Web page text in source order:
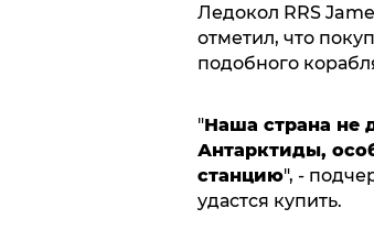
Ледокол RRS
отметил, что
подобного
"Наша страна не
Антарктиды,
станцию", -
удастся купить.